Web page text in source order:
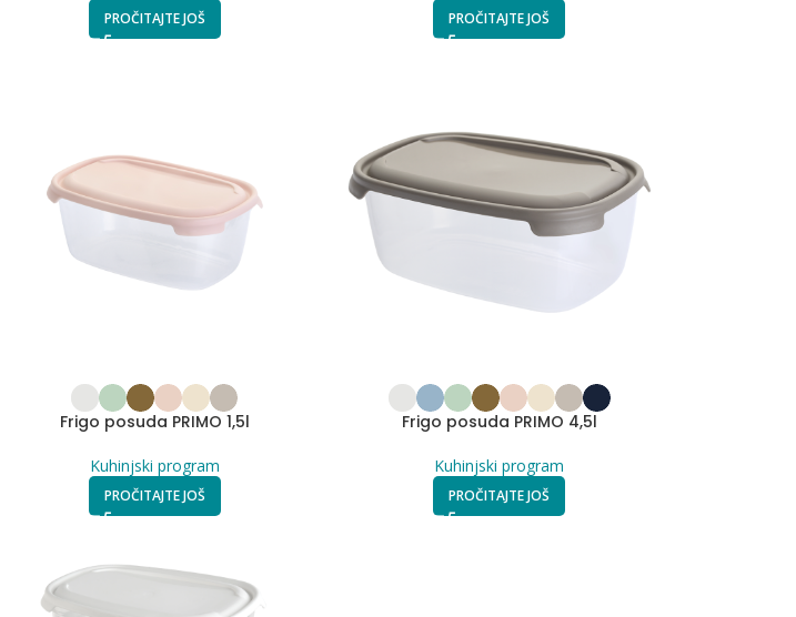
PROČITAJTE JOŠ PROČITAJTE JOŠ
Frigo posuda PRIMO 1,5l
Kuhinjski program
PROČITAJTE JOŠ
Frigo posuda PRIMO 4,5l
Kuhinjski program
PROČITAJTE JOŠ